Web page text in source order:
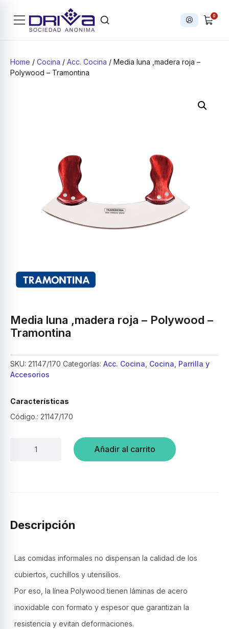
Iniciar
0
Home / Cocina / Acc. Cocina / Media luna ,madera roja –
Polywood – Tramontina
Media luna ,madera roja – Polywood –
Tramontina
SKU: 21147/170 Categorías: Acc. Cocina Cocina Parrilla y
Accesorios
Características
Código.: 21147/170
cantidad
Añadir al carrito
Descripción
Las comidas informales no dispensan la calidad de los
cubiertos, cuchillos y utensilios.
Por eso, la línea Polywood tienen láminas de acero
inoxidable con formato y espesor que garantizan la
resistencia y evitan deformaciones.